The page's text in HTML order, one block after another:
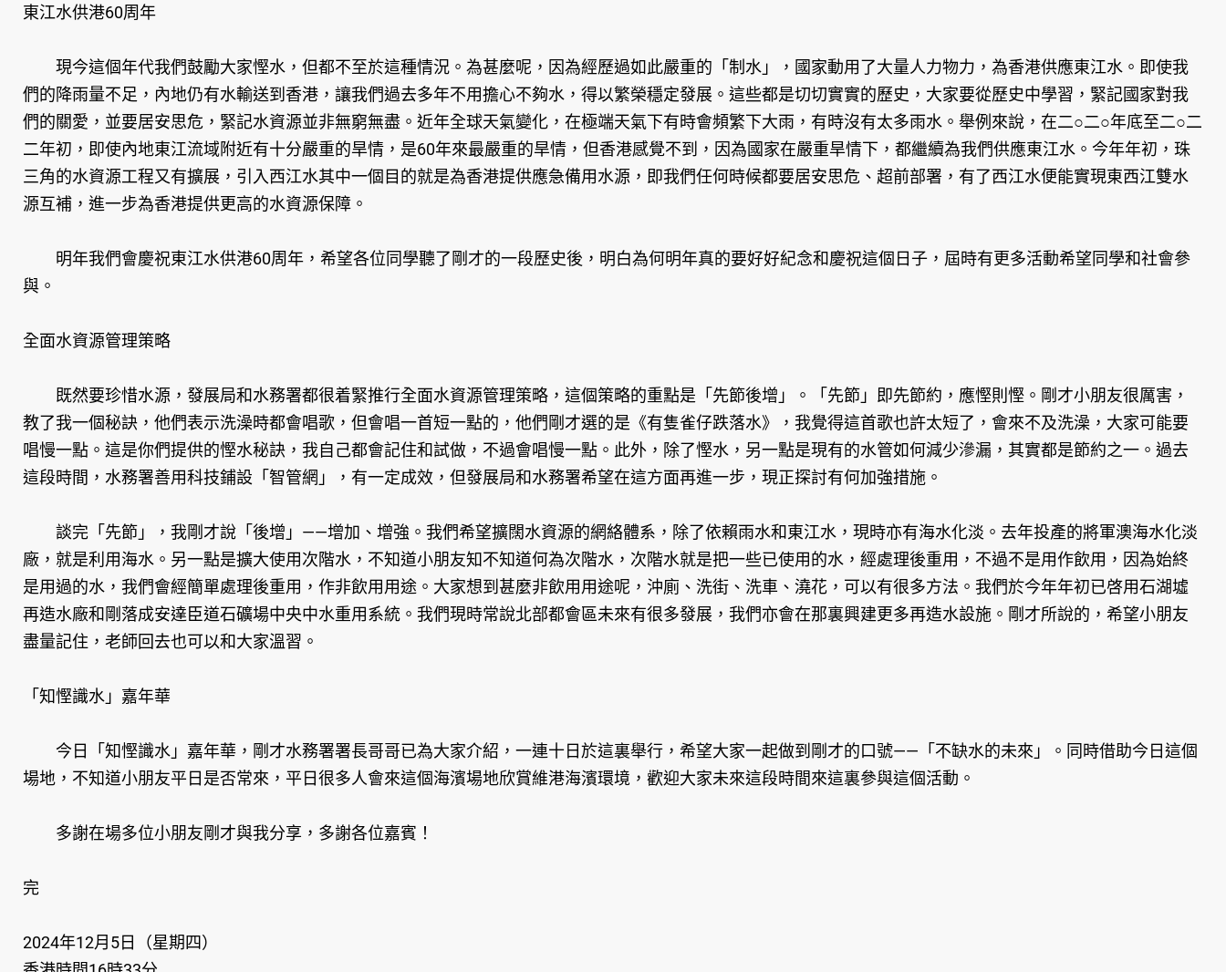
東江水供港60周年
現今這個年代我們鼓勵大家慳水，但都不至於這種情況。為甚麼呢，因為經歷過如此嚴重的「制水」，國家動用了大量人力物力，為香港供應東江水。即使我
們的降雨量不足，內地仍有水輸送到香港，讓我們過去多年不用擔心不夠水，得以繁榮穩定發展。這些都是切切實實的歷史，大家要從歷史中學習，緊記國家對我
們的關愛，並要居安思危，緊記水資源並非無窮無盡。近年全球天氣變化，在極端天氣下有時會頻繁下大雨，有時沒有太多雨水。舉例來說，在二○二○年底至二○二
二年初，即使內地東江流域附近有十分嚴重的旱情，是60年來最嚴重的旱情，但香港感覺不到，因為國家在嚴重旱情下，都繼續為我們供應東江水。今年年初，珠
三角的水資源工程又有擴展，引入西江水其中一個目的就是為香港提供應急備用水源，即我們任何時候都要居安思危、超前部署，有了西江水便能實現東西江雙水
源互補，進一步為香港提供更高的水資源保障。
明年我們會慶祝東江水供港60周年，希望各位同學聽了剛才的一段歷史後，明白為何明年真的要好好紀念和慶祝這個日子，屆時有更多活動希望同學和社會參
與。
全面水資源管理策略
既然要珍惜水源，發展局和水務署都很着緊推行全面水資源管理策略，這個策略的重點是「先節後增」。「先節」即先節約，應慳則慳。剛才小朋友很厲害，
教了我一個秘訣，他們表示洗澡時都會唱歌，但會唱一首短一點的，他們剛才選的是《有隻雀仔跌落水》，我覺得這首歌也許太短了，會來不及洗澡，大家可能要
唱慢一點。這是你們提供的慳水秘訣，我自己都會記住和試做，不過會唱慢一點。此外，除了慳水，另一點是現有的水管如何減少滲漏，其實都是節約之一。過去
這段時間，水務署善用科技鋪設「智管網」，有一定成效，但發展局和水務署希望在這方面再進一步，現正探討有何加強措施。
談完「先節」，我剛才說「後增」——增加、增強。我們希望擴闊水資源的網絡體系，除了依賴雨水和東江水，現時亦有海水化淡。去年投產的將軍澳海水化淡
廠，就是利用海水。另一點是擴大使用次階水，不知道小朋友知不知道何為次階水，次階水就是把一些已使用的水，經處理後重用，不過不是用作飲用，因為始終
是用過的水，我們會經簡單處理後重用，作非飲用用途。大家想到甚麼非飲用用途呢，沖廁、洗街、洗車、澆花，可以有很多方法。我們於今年年初已啓用石湖墟
再造水廠和剛落成安達臣道石礦場中央中水重用系統。我們現時常說北部都會區未來有很多發展，我們亦會在那裏興建更多再造水設施。剛才所說的，希望小朋友
盡量記住，老師回去也可以和大家溫習。
「知慳識水」嘉年華
今日「知慳識水」嘉年華，剛才水務署署長哥哥已為大家介紹，一連十日於這裏舉行，希望大家一起做到剛才的口號——「不缺水的未來」。同時借助今日這個
場地，不知道小朋友平日是否常來，平日很多人會來這個海濱場地欣賞維港海濱環境，歡迎大家未來這段時間來這裏參與這個活動。
多謝在場多位小朋友剛才與我分享，多謝各位嘉賓！
完
2024年12月5日（星期四）